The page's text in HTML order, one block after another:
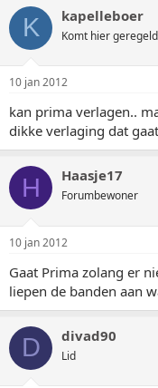
K kapelleboer
Komt hier geregeld
10 jan 2012
kan prima verlagen..
dikke verlaging dat
H Haasje17
Forumbewoner
10 jan 2012
Gaat Prima zolang er
liepen de banden aan
D divad90
Lid